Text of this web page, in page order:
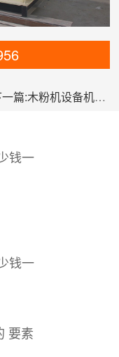
下一篇:木粉机设备机体组成结构及使用优势分析
钱一
钱一
要素